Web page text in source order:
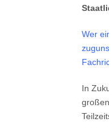
Wer
In